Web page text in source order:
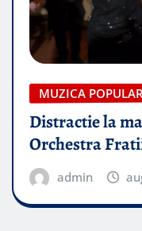
MUZICA
Distractie la
Orchestra
admin